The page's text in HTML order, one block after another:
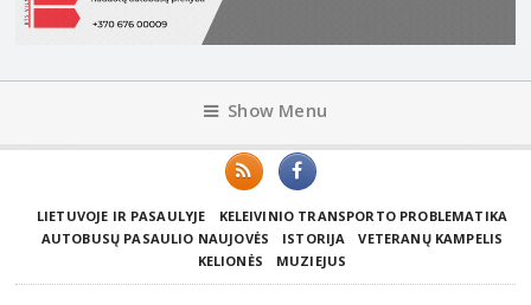
Show Menu
LIETUVOJE IR PASAULYJE
KELEIVINIO TRANSPORTO PROBLEMATIKA
AUTOBUSŲ PASAULIO NAUJOVĖS
ISTORIJA
VETERANŲ KAMPELIS
KELIONĖS
MUZIEJUS